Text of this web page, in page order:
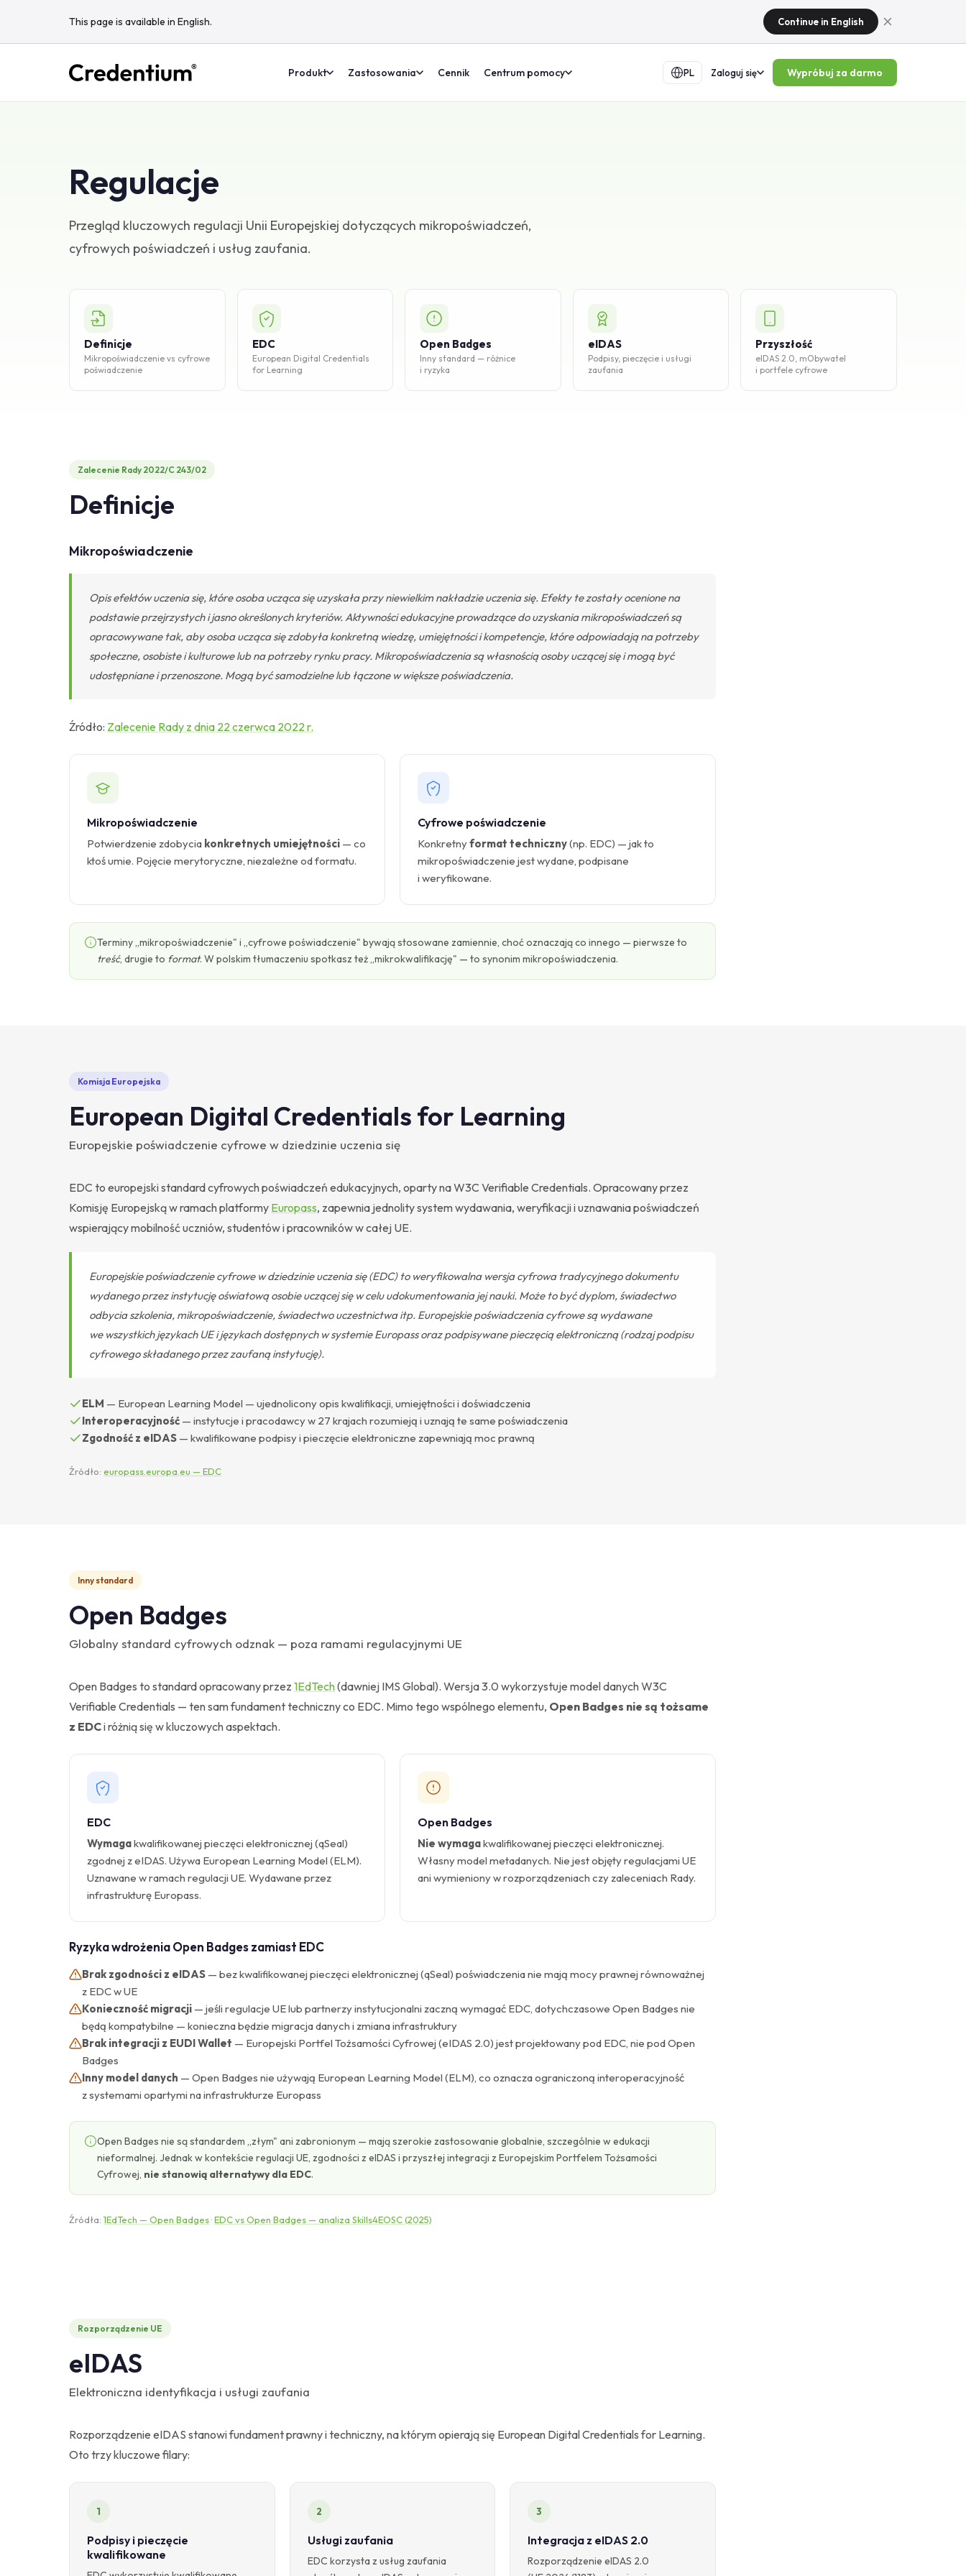
This page is available in English. Continue in English
Produkt Zastosowania Cennik Centrum pomocy PL Zaloguj się Wypróbuj za darmo
Regulacje
Przegląd kluczowych regulacji Unii Europejskiej dotyczących mikropoświadczeń,
cyfrowych poświadczeń i usług zaufania.
Definicje
Mikro­poświadczenie vs cyfrowe
poświadczenie
EDC
European Digital Credentials
for Learning
Open Badges
Inny standard — różnice
i ryzyka
eIDAS
Podpisy, pieczęcie i usługi
zaufania
Przyszłość
eIDAS 2.0, mObywatel
i portfele cyfrowe
Zalecenie Rady 2022/C 243/02
Definicje
Mikropoświadczenie
Opis efektów uczenia się, które osoba ucząca się uzyskała przy niewielkim nakładzie uczenia się. Efekty te zostały ocenione na
podstawie przejrzystych i jasno określonych kryteriów. Aktywności edukacyjne prowadzące do uzyskania mikropoświadczeń są
opracowywane tak, aby osoba ucząca się zdobyła konkretną wiedzę, umiejętności i kompetencje, które odpowiadają na potrzeby
społeczne, osobiste i kulturowe lub na potrzeby rynku pracy. Mikropoświadczenia są własnością osoby uczącej się i mogą być
udostępniane i przenoszone. Mogą być samodzielne lub łączone w większe poświadczenia.
Źródło: Zalecenie Rady z dnia 22 czerwca 2022 r.
Mikropoświadczenie
Potwierdzenie zdobycia konkretnych umiejętności — co
ktoś umie. Pojęcie merytoryczne, niezależne od formatu.
Cyfrowe poświadczenie
Konkretnyformat techniczny(np. EDC) — jak to
mikropoświadczenie jest wydane, podpisane
i weryfikowane.
Terminy „mikropoświadczenie" i „cyfrowe poświadczenie" bywają stosowane zamiennie, choć oznaczają co innego — pierwsze to
treść, drugie to format. W polskim tłumaczeniu spotkasz też „mikrokwalifikację" — to synonim mikropoświadczenia.
Komisja Europejska
European Digital Credentials for Learning
Europejskie poświadczenie cyfrowe w dziedzinie uczenia się
EDC to europejski standard cyfrowych poświadczeń edukacyjnych, oparty na W3C Verifiable Credentials. Opracowany przez
Komisję Europejską w ramach platformy Europass, zapewnia jednolity system wydawania, weryfikacji i uznawania poświadczeń
wspierający mobilność uczniów, studentów i pracowników w całej UE.
Europejskie poświadczenie cyfrowe w dziedzinie uczenia się (EDC) to weryfikowalna wersja cyfrowa tradycyjnego dokumentu
wydanego przez instytucję oświatową osobie uczącej się w celu udokumentowania jej nauki. Może to być dyplom, świadectwo
odbycia szkolenia, mikropoświadczenie, świadectwo uczestnictwa itp. Europejskie poświadczenia cyfrowe są wydawane
we wszystkich językach UE i językach dostępnych w systemie Europass oraz podpisywane pieczęcią elektroniczną (rodzaj podpisu
cyfrowego składanego przez zaufaną instytucję).
ELM — European Learning Model — ujednolicony opis kwalifikacji, umiejętności i doświadczenia
Interoperacyjność — instytucje i pracodawcy w 27 krajach rozumieją i uznają te same poświadczenia
Zgodność z eIDAS — kwalifikowane podpisy i pieczęcie elektroniczne zapewniają moc prawną
Źródło: europass.europa.eu — EDC
Inny standard
Open Badges
Globalny standard cyfrowych odznak — poza ramami regulacyjnymi UE
Open Badges to standard opracowany przez 1EdTech(dawniej IMS Global). Wersja 3.0 wykorzystuje model danych W3C
Verifiable Credentials — ten sam fundament techniczny co EDC. Mimo tego wspólnego elementu, Open Badges nie są tożsame
z EDCi różnią się w kluczowych aspektach.
EDC
Wymagakwalifikowanej pieczęci elektronicznej (qSeal)
zgodnej z eIDAS. Używa European Learning Model (ELM).
Uznawane w ramach regulacji UE. Wydawane przez
infrastrukturę Europass.
Open Badges
Nie wymagakwalifikowanej pieczęci elektronicznej.
Własny model metadanych. Nie jest objęty regulacjami UE
ani wymieniony w rozporządzeniach czy zaleceniach Rady.
Ryzyka wdrożenia Open Badges zamiast EDC
Brak zgodności z eIDAS — bez kwalifikowanej pieczęci elektronicznej (qSeal) poświadczenia nie mają mocy prawnej równoważnej
z EDC w UE
Konieczność migracji — jeśli regulacje UE lub partnerzy instytucjonalni zaczną wymagać EDC, dotychczasowe Open Badges nie
będą kompatybilne — konieczna będzie migracja danych i zmiana infrastruktury
Brak integracji z EUDI Wallet — Europejski Portfel Tożsamości Cyfrowej (eIDAS 2.0) jest projektowany pod EDC, nie pod Open
Badges
Inny model danych — Open Badges nie używają European Learning Model (ELM), co oznacza ograniczoną interoperacyjność
z systemami opartymi na infrastrukturze Europass
Open Badges nie są standardem „złym" ani zabronionym — mają szerokie zastosowanie globalnie, szczególnie w edukacji
nieformalnej. Jednak w kontekście regulacji UE, zgodności z eIDAS i przyszłej integracji z Europejskim Portfelem Tożsamości
Cyfrowej, nie stanowią alternatywy dla EDC.
Źródła: 1EdTech — Open Badges·EDC vs Open Badges — analiza Skills4EOSC (2025)
Rozporządzenie UE
eIDAS
Elektroniczna identyfikacja i usługi zaufania
Rozporządzenie eIDAS stanowi fundament prawny i techniczny, na którym opierają się European Digital Credentials for Learning.
Oto trzy kluczowe filary:
1
Podpisy i pieczęcie
kwalifikowane
2
Usługi zaufania
EDC korzysta z usług zaufania
3
Integracja z eIDAS 2.0
Rozporządzenie eIDAS 2.0